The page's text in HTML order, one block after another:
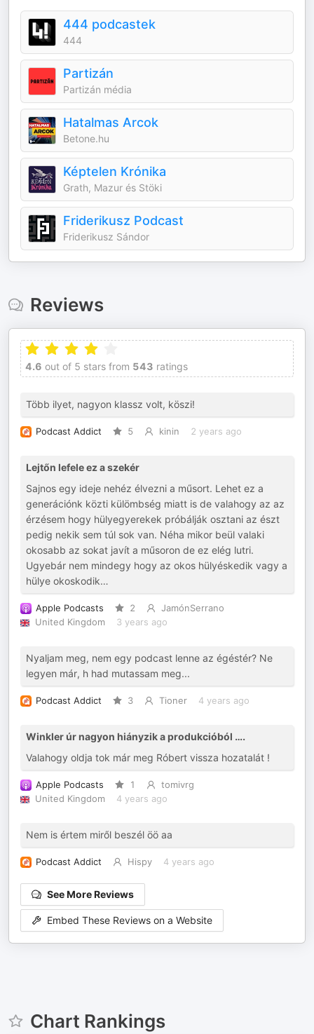
444 podcastek
444
Partizán
Partizán média
Hatalmas Arcok
Betone.hu
Képtelen Krónika
Grath, Mazur és Stöki
Friderikusz Podcast
Friderikusz Sándor
Reviews
4.6 out of 5 stars from 543 ratings
Több ilyet, nagyon klassz volt, köszi!
Podcast Addict 5 kinin 2 years ago
Lejtőn lefele ez a szekér
Sajnos egy ideje nehéz élvezni a műsort. Lehet ez a
generációnk közti külömbség miatt is de valahogy az az
érzésem hogy hülyegyerekek próbálják osztani az észt
pedig nekik sem túl sok van. Néha mikor beül valaki
okosabb az sokat javít a műsoron de ez elég lutri.
Ugyebár nem mindegy hogy az okos hülyéskedik vagy a
hülye okoskodik…
Apple Podcasts 2
JamónSerrano
United Kingdom
3 years ago
Nyaljam meg, nem egy podcast lenne az égéstér? Ne
legyen már, h had mutassam meg...
Podcast Addict 3 Tioner 4 years ago
Winkler úr nagyon hiányzik a produkcióból ….
Valahogy oldja tok már meg Róbert vissza hozatalát !
Apple Podcasts 1
tomivrg
United Kingdom
4 years ago
Nem is értem miről beszél öö aa
Podcast Addict Hispy 4 years ago
See More Reviews
Embed These Reviews on a Website
Chart Rankings